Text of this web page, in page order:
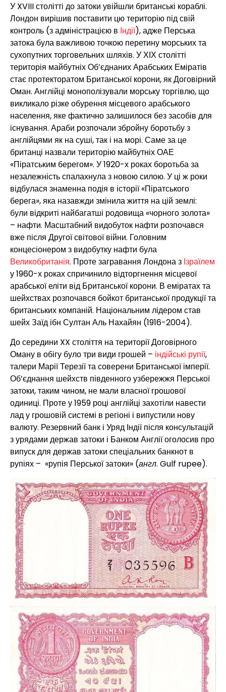
У XVIII столітті до затоки увійшли британські кораблі.
Лондон вирішив поставити цю територію під свій
контроль (з адміністрацією в Індії), адже Перська
затока була важливою точкою перетину морських та
сухопутних торговельних шляхів. У ХІХ столітті
територія майбутніх Об’єднаних Арабських Еміратів
стає протекторатом Британської корони, як Договірний
Оман. Англійці монополізували морську торгівлю, що
викликало різке обурення місцевого арабського
населення, яке фактично залишилося без засобів для
існування. Араби розпочали збройну боротьбу з
англійцями як на суші, так і на морі. Саме за це
британці назвали територію майбутніх ОАЕ
«Піратським берегом». У 1920-х роках боротьба за
незалежність спалахнула з новою силою. У ці ж роки
відбулася знаменна подія в історії «Піратського
берега», яка назавжди змінила життя на цій землі:
були відкриті найбагатші родовища «чорного золота»
– нафти. Масштабний видобуток нафти розпочався
вже після Другої світової війни. Головним
концесіонером з видобутку нафти була
Великобританія. Проте загравання Лондона з Ізраїлем
у 1960-х роках спричинило відторгнення місцевої
арабської еліти від Британської корони. В еміратах та
шейхствах розпочався бойкот британської продукції та
британських компаній. Національним лідером став
шейх Заїд ібн Султан Аль Нахайян (1916-2004).
До середини XX століття на території Договірного
Оману в обігу було три види грошей – індійські рупії,
талери Марії Терезії та соверени Британської імперії.
Об’єднання шейхств південного узбережжя Перської
затоки, таким чином, не мали власної грошової
одиниці. Проте у 1959 році англійці захотіли навести
лад у грошовій системі в регіоні і випустили нову
валюту. Резервний банк і Уряд Індії після консультацій
з урядами держав затоки і Банком Англії оголосив про
випуск для держав затоки спеціальних банкнот в
рупіях – «рупія Перської затоки» (англ. Gulf rupee).